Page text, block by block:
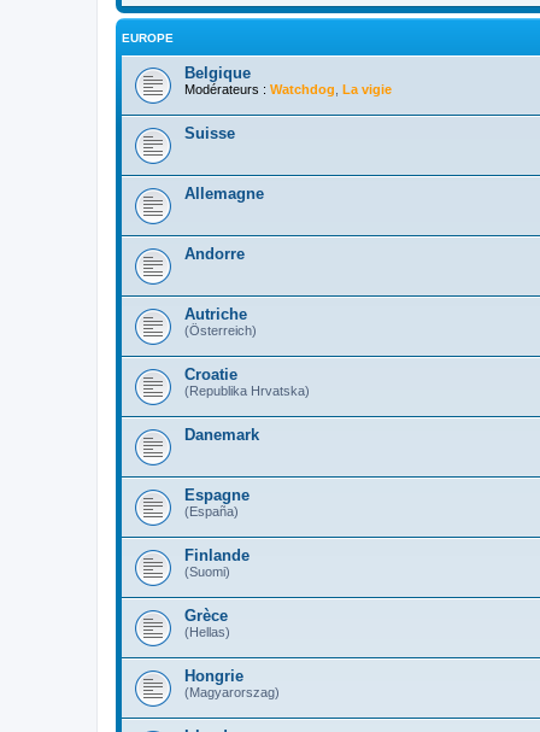
EUROPE
Belgique
Modérateurs : Watchdog La vigie
Suisse
Allemagne
Andorre
Autriche
(Österreich)
Croatie
(Republika Hrvatska)
Danemark
Espagne
(España)
Finlande
(Suomi)
Grèce
(Hellas)
Hongrie
(Magyarorszag)